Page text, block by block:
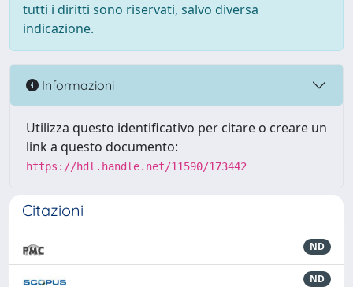
tutti i diritti sono riservati, salvo diversa
indicazione.
Informazioni
Utilizza questo identificativo per citare o creare un
link a questo documento:
https://hdl.handle.net/11590/173442
Citazioni
ND
ND